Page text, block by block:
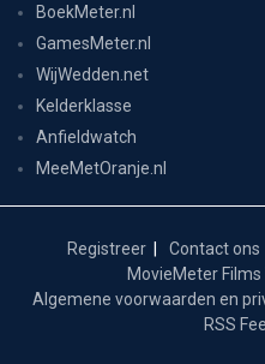
BoekMeter.nl
GamesMeter.nl
WijWedden.net
Kelderklasse
Anfieldwatch
MeeMetOranje.nl
Registreer Contact ons
MovieMeter Films
Algemene voorwaarden en
RSS